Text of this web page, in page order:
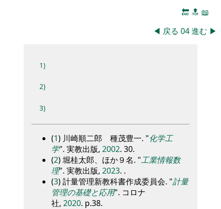
🔚 🔝 📖
◀ 戻る 04進む ▶
1)
2)
3)
(1) 川崎順二郎 種茂豊一.
化学工
学 . 実教出版, 2002. 30.
(2) 堀桂太郎、ほか９名. 工業情報数
理 . 実教出版, 2023. .
(3) 計量管理新教科書作成委員会. 計量
管理の基礎と応用 . コロナ
社, 2020. p.38.